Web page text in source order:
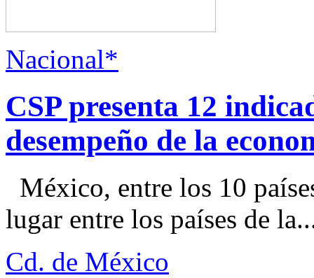
Nacional*
CSP presenta 12
desempeño de la
México, entre los 10
lugar entre los países de
Cd. de México